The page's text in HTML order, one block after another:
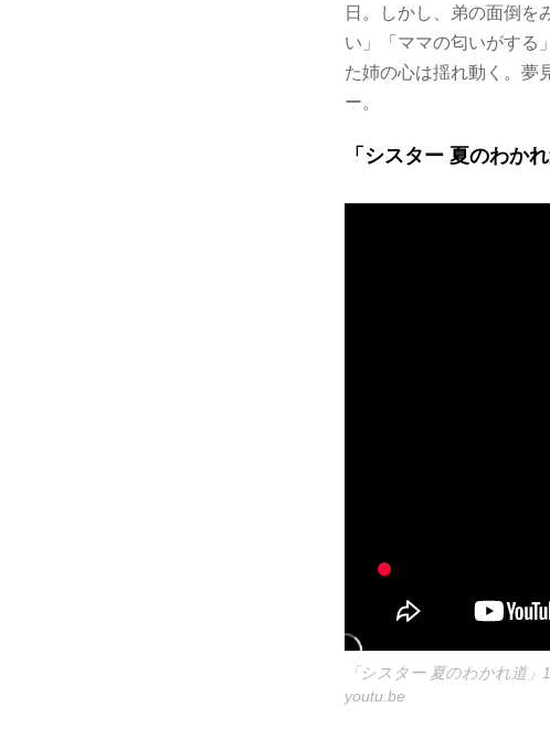
日。しかし、弟の面倒を
い」「ママの匂いがする
た姉の心は揺れ動く。夢
ー。
「シスター 夏のわか
「シスター 夏のわかれ道
youtu.be